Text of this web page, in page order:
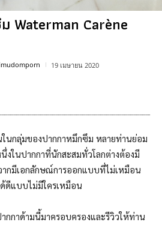
Waterman Carène
19 เมษายน 2020
ในกลุ่มของปากกาหมึกซึม หลายท่านย่อม
งในปากกาที่นักสะสมทั่วโลกต่างต้องมี
ากมีเอกลักษณ์การออกแบบที่ไม่เหมือน
ดีแบบไม่มีใครเหมือน
กกาด้ามนี้มาครอบครองและรีวิวให้ท่าน